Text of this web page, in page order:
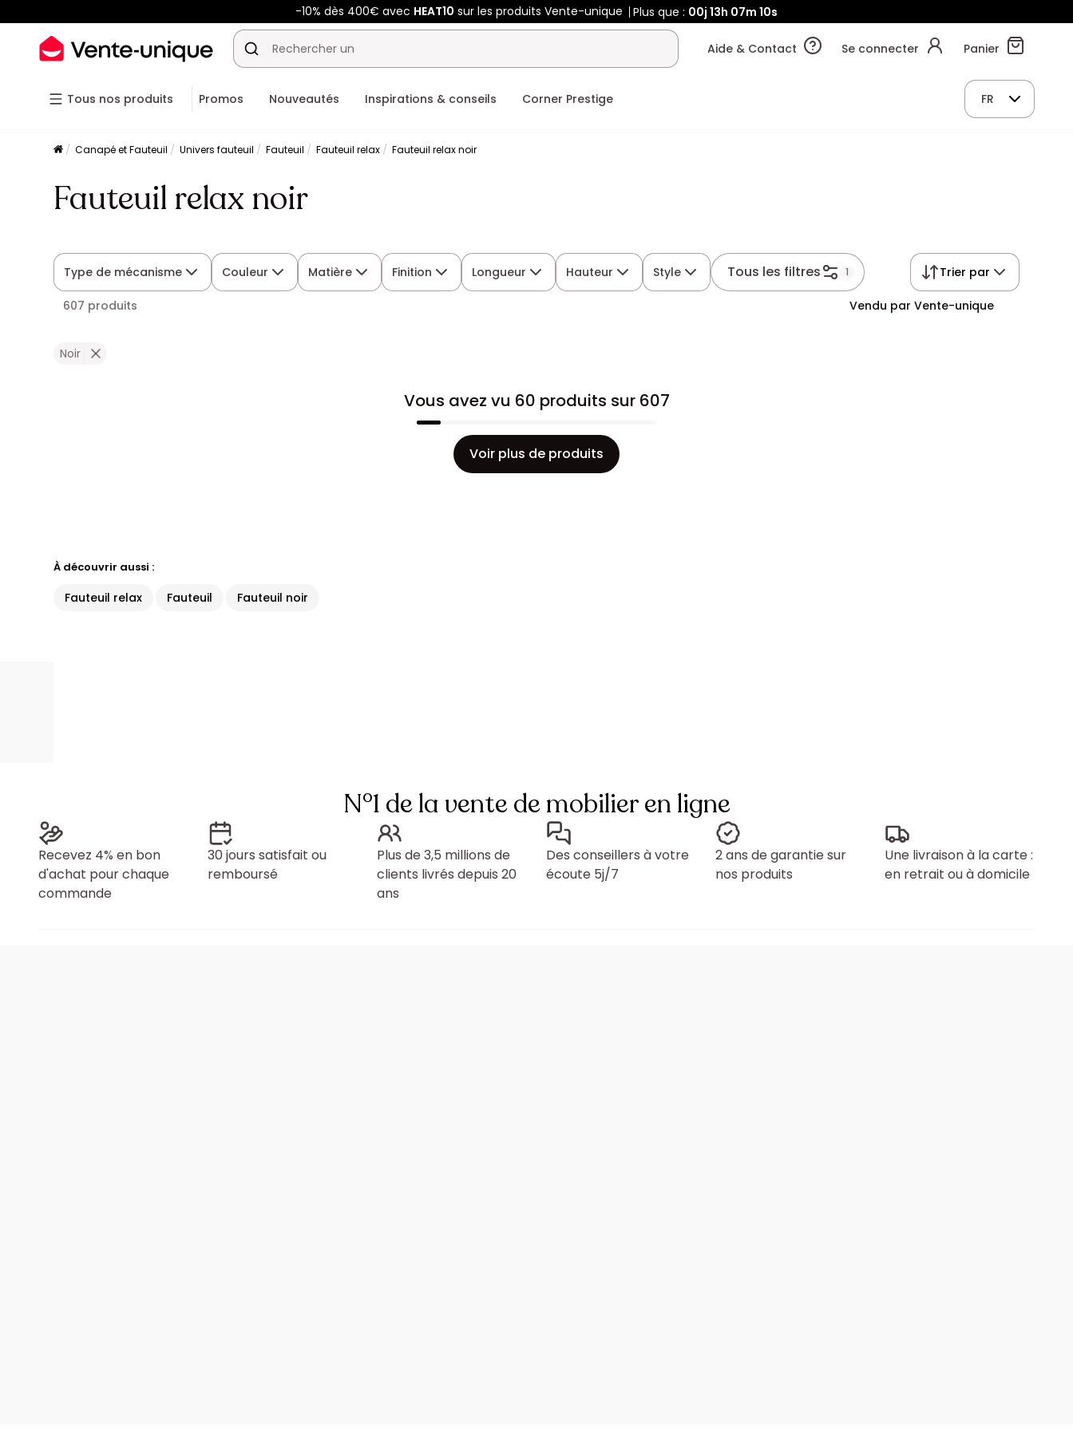
-10% dès 400€ avec HEAT10 sur les produits Vente-unique Plus que : 00j 13h 07m 10s
Aide & Contact Se connecter Panier
Tous nos produits Promos Nouveautés Inspirations & conseils Corner Prestige FR
Canapé et Fauteuil Univers fauteuil Fauteuil Fauteuil relax Fauteuil relax noir
Fauteuil relax noir
Type de mécanisme Couleur Matière Finition Longueur Hauteur Style Tous les filtres 1 Trier par
607 produits Vendu par Vente-unique
Noir
Vous avez vu 60 produits sur 607
Voir plus de produits
À découvrir aussi :
Fauteuil relax Fauteuil Fauteuil noir
N°1 de la vente de mobilier en ligne
Recevez 4% en bon
d'achat pour chaque
commande
30 jours satisfait ou
remboursé
Plus de 3,5 millions de
clients livrés depuis 20
ans
Des conseillers à votre
écoute 5j/7
2 ans de garantie sur
nos produits
Une livraison à la carte :
en retrait ou à domicile